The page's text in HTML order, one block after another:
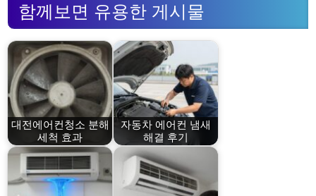
함께보면 유용한 게시물
대전에어컨청소 분해
세척 효과
자동차 에어컨 냄새
해결 후기